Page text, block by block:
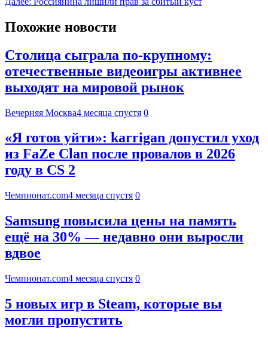
Похожие новости
Столица сыграла по-крупному:
отечественные видеоигры активнее
выходят на мировой рынок
Вечерняя Москва4 месяца спустя 0
«Я готов уйти»: karrigan допустил уход
из FaZe Clan после провалов в 2026
году в CS 2
Чемпионат.com4 месяца спустя 0
Samsung повысила цены на память
ещё на 30% — недавно они выросли
вдвое
Чемпионат.com4 месяца спустя 0
5 новых игр в Steam, которые вы
могли пропустить